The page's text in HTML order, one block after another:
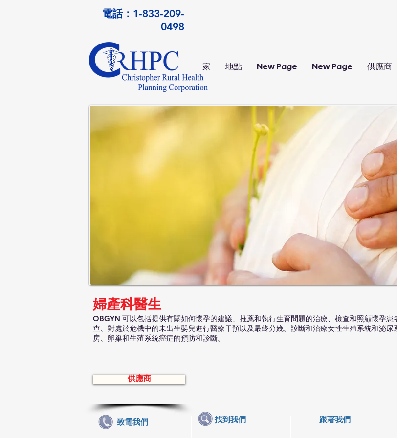
電話：1-833-209-
0498
家 地點 New Page New Page 供應商
婦產科醫生
OBGYN 可以包括提供有關如何懷孕的建議、推薦和執行生育問題的治療、檢查和照顧懷孕
查、對處於危機中的未出生嬰兒進行醫療干預以及最終分娩。診斷和治療女性生殖系統和泌
房、卵巢和生殖系統癌症的預防和診斷。
供應商
致電我們 找到我們 跟著我們